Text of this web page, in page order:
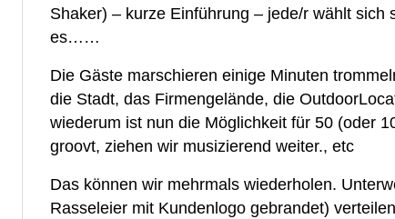
Shaker) – kurze Einführung – jede/r wählt
es……
Die Gäste marschieren einige Minuten
die Stadt, das Firmengelände, die
wiederum ist nun die Möglichkeit für 50 (oder
groovt, ziehen wir musizierend weiter., etc
Das können wir mehrmals wiederholen.
Rasseleier mit Kundenlogo gebrandet)